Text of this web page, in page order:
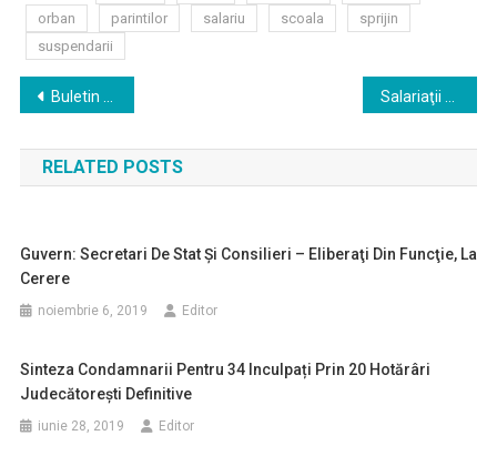
orban
parintilor salariu scoala
sprijin
suspendarii
Navigare
în
articole
Buletin de presa 06.08.2020
RELATED POSTS
Guvern: Secretari De Stat Şi Consilieri – Eliberaţi Din Funcţie, La
Cerere
noiembrie 6, 2019 Editor
Sinteza Condamnarii Pentru 34 Inculpați Prin 20 Hotărâri
Judecătorești Definitive
iunie 28, 2019 Editor